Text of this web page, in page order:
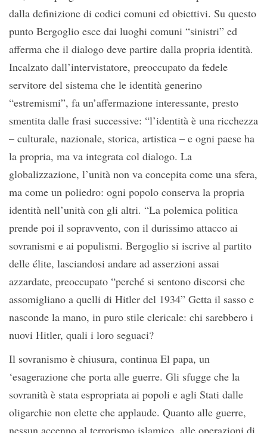
dalla definizione di codici comuni ed obiettivi. Su questo
punto Bergoglio esce dai luoghi comuni “sinistri” ed
afferma che il dialogo deve partire dalla propria identità.
Incalzato dall’intervistatore, preoccupato da fedele
servitore del sistema che le identità generino
“estremismi”, fa un’affermazione interessante, presto
smentita dalle frasi successive: “l’identità è una ricchezza
– culturale, nazionale, storica, artistica – e ogni paese ha
la propria, ma va integrata col dialogo. La
globalizzazione, l’unità non va concepita come una sfera,
ma come un poliedro: ogni popolo conserva la propria
identità nell’unità con gli altri. “La polemica politica
prende poi il sopravvento, con il durissimo attacco ai
sovranismi e ai populismi. Bergoglio si iscrive al partito
delle élite, lasciandosi andare ad asserzioni assai
azzardate, preoccupato “perché si sentono discorsi che
assomigliano a quelli di Hitler del 1934” Getta il sasso e
nasconde la mano, in puro stile clericale: chi sarebbero i
nuovi Hitler, quali i loro seguaci?
Il sovranismo è chiusura, continua El papa, un
‘esagerazione che porta alle guerre. Gli sfugge che la
sovranità è stata espropriata ai popoli e agli Stati dalle
oligarchie non elette che applaude. Quanto alle guerre,
nessun accenno al terrorismo islamico, alle operazioni di